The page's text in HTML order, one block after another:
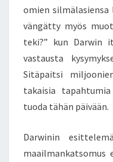
omien
vängätty myös
teki?” kun Darwin
vastausta
Sitäpaitsi
takaisia
tuoda tähän päivään.
Darwinin
maailmankatsomus